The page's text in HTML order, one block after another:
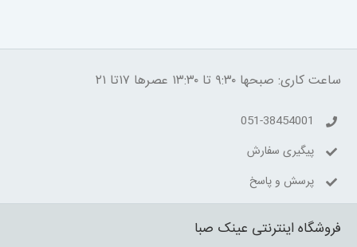
ساعت کاری: صبحها ۹:۳۰ تا ۱۳:۳۰ عصرها ۱۷تا ۲۱
051-38454001
پیگیری سفارش
پرسش و پاسخ
فروشگاه اینترنتی عینک صبا